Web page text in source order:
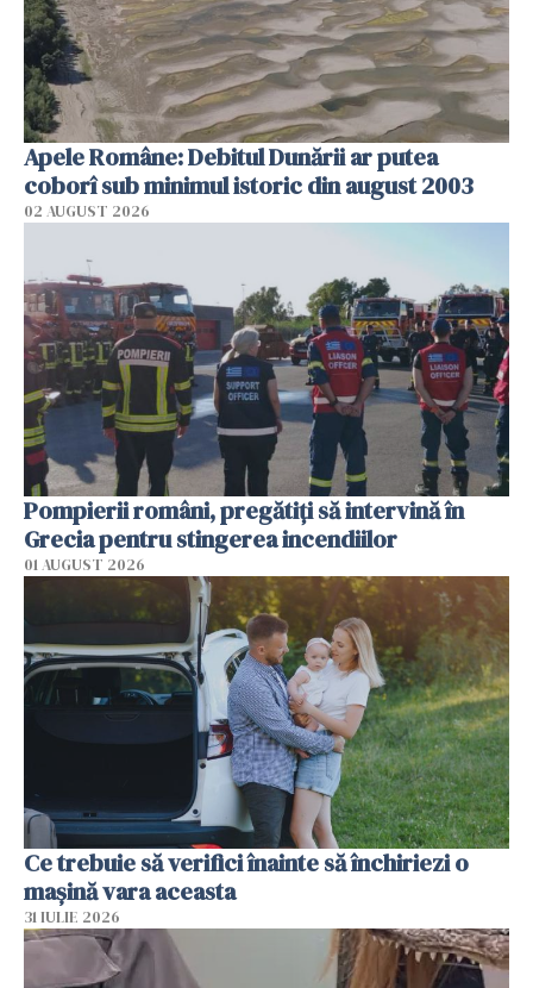
Apele Române: Debitul Dunării ar putea
coborî sub minimul istoric din august 2003
02 AUGUST 2026
Pompierii români, pregătiţi să intervină în
Grecia pentru stingerea incendiilor
01 AUGUST 2026
Ce trebuie să verifici înainte să închiriezi o
mașină vara aceasta
31 IULIE 2026